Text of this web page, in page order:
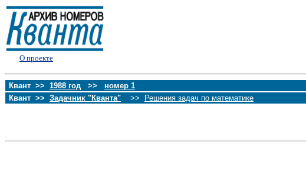
О проекте
Квант >> 1988 год >> номер 1
Квант >> Задачник "Кванта" >> Решения задач по математике